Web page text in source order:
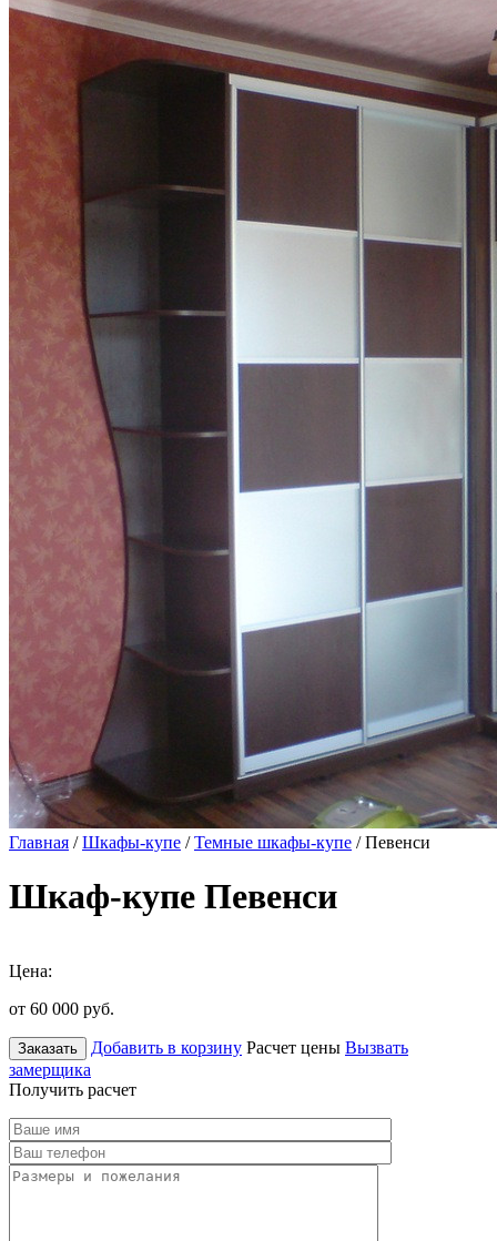
Главная /Шкафы-купе /Темные шкафы-купе / Певенси
Шкаф-купе Певенси
Цена:
от 60 000 руб.
Заказать Добавить в корзину Расчет цены Вызвать
замерщика
Получить расчет